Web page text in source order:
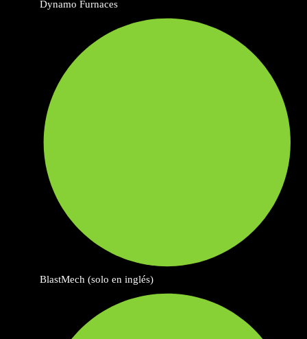
Dynamo Furnaces
BlastMech (solo en inglés)